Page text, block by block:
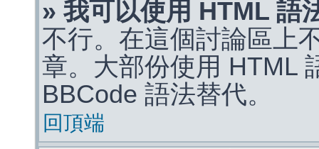
» 我可以使用 HTML 語
不行。在這個討論區上
章。大部份使用 HTML
BBCode 語法替代。
回頂端